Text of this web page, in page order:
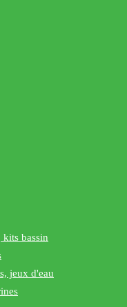
kits bassin
jeux d'eau